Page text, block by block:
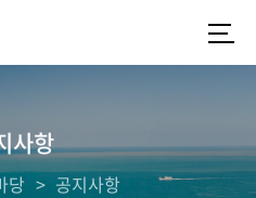
사항
당 공지사항